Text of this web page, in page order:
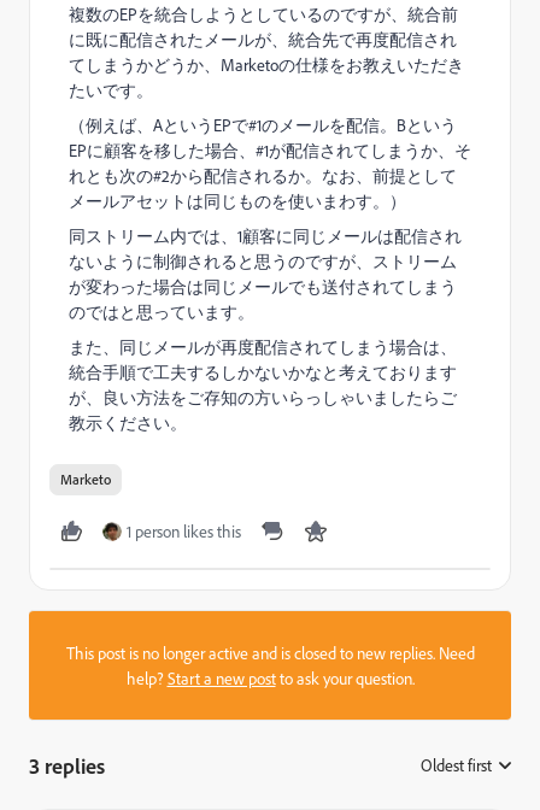
複数のEPを統合しようとしているのですが、統合前
に既に配信されたメールが、統合先で再度配信され
てしまうかどうか、Marketoの仕様をお教えいただき
たいです。
（例えば、AというEPで#1のメールを配信。Bという
EPに顧客を移した場合、#1が配信されてしまうか、そ
れとも次の#2から配信されるか。なお、前提として
メールアセットは同じものを使いまわす。）
同ストリーム内では、1顧客に同じメールは配信され
ないように制御されると思うのですが、ストリーム
が変わった場合は同じメールでも送付されてしまう
のではと思っています。
また、同じメールが再度配信されてしまう場合は、
統合手順で工夫するしかないかなと考えております
が、良い方法をご存知の方いらっしゃいましたらご
教示ください。
Marketo
1 person likes this
This post is no longer active and is closed to new replies. Need
help?Start a new postto ask your question.
3 replies Oldest first